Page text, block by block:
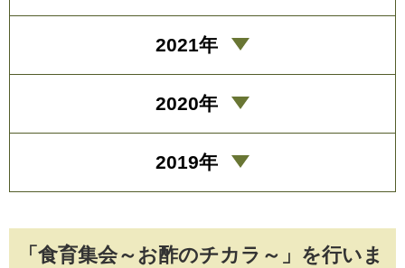
「食育集会～お酢のチカラ～」を行いま
2021年
2020年
2019年